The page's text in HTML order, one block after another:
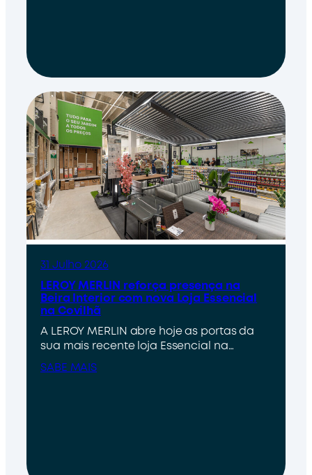
31 Julho 2026
LEROY MERLIN reforça presença na
Beira Interior com nova Loja Essencial
na Covilhã
A LEROY MERLIN abre hoje as portas da
sua mais recente loja Essencial na…
SABE MAIS